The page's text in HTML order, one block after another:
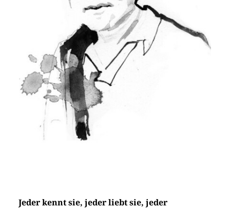
Jeder kennt sie, jeder liebt sie, jeder